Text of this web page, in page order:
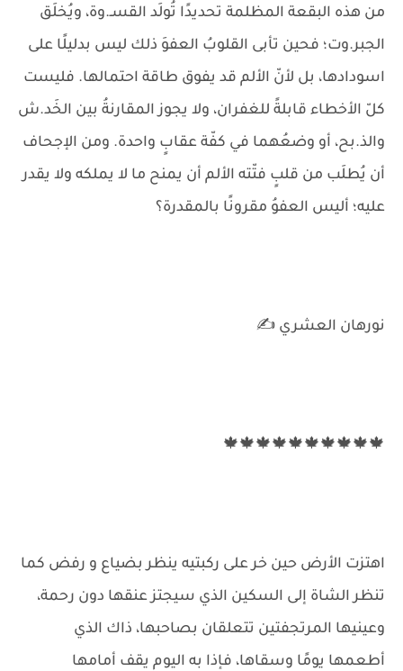
من هذه البقعة المظلمة تحديدًا تُولَد القسـ.وة، ويُخلَق
الجبر.وت؛ فحين تأبى القلوبُ العفوَ ذلك ليس بدليلًا على
اسودادها، بل لأنّ الألم قد يفوق طاقة احتمالها. فليست
كلّ الأخطاء قابلةً للغفران، ولا يجوز المقارنةُ بين الخَد.ش
والذ.بح، أو وضعُهما في كفّة عقابٍ واحدة. ومن الإجحاف
أن يُطلَب من قلبٍ فتّته الألم أن يمنح ما لا يملكه ولا يقدر
عليه؛ أليس العفوُ مقرونًا بالمقدرة؟
نورهان العشري ✍️
🍁🍁🍁🍁🍁🍁🍁🍁🍁🍁
اهتزت الأرض حين خر على ركبتيه ينظر بضياع و رفض كما
تنظر الشاة إلى السكين الذي سيجتز عنقها دون رحمة،
وعينيها المرتجفتين تتعلقان بصاحبها، ذاك الذي
أطعمها يومًا وسقاها، فإذا به اليوم يقف أمامها